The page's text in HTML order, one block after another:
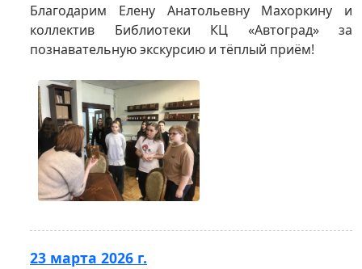
Благодарим Елену Анатольевну Махоркину и
коллектив Библиотеки КЦ «Автоград» за
познавательную экскурсию и тёплый приём!
23 марта 2026 г.